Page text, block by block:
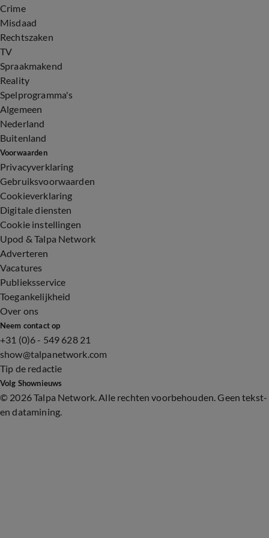
Crime
Misdaad
Rechtszaken
TV
Spraakmakend
Reality
Spelprogramma's
Algemeen
Nederland
Buitenland
Voorwaarden
Privacyverklaring
Gebruiksvoorwaarden
Cookieverklaring
Digitale diensten
Cookie instellingen
Upod & Talpa Network
Adverteren
Vacatures
Publieksservice
Toegankelijkheid
Over ons
Neem contact op
+31 (0)6 - 549 628 21
show@talpanetwork.com
Tip de redactie
Volg Shownieuws
© 2026 Talpa Network. Alle rechten voorbehouden. Geen tekst-
en datamining.